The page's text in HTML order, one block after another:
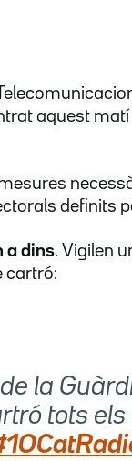
aquest
definits
a dins. Vigilen
cartró:
la
tots